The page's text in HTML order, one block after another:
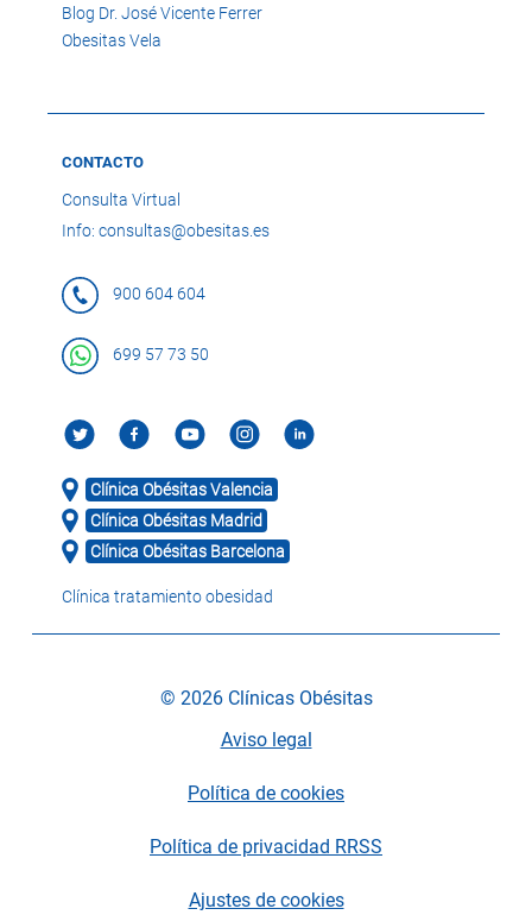
Blog Dr. José Vicente Ferrer
Obesitas Vela
CONTACTO
Consulta Virtual
Info: consultas@obesitas.es
900 604 604
699 57 73 50
Clínica Obésitas Valencia
Clínica Obésitas Madrid
Clínica Obésitas Barcelona
Clínica tratamiento obesidad
© 2026 Clínicas Obésitas
Aviso legal
Política de cookies
Política de privacidad RRSS
Ajustes de cookies